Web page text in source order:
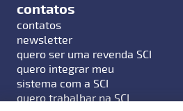
contatos
contatos
newsletter
quero ser uma revenda SCI
quero integrar meu
sistema com a SCI
quero trabalhar na SCI